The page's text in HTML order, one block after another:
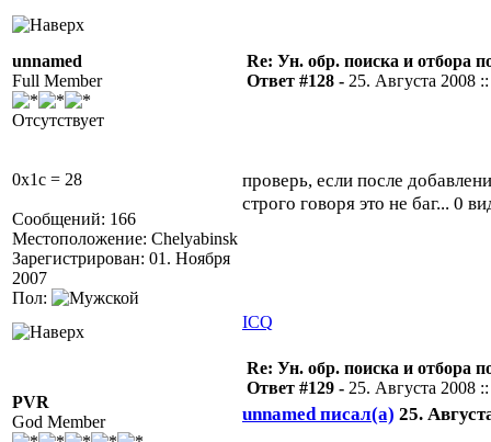
unnamed
Full Member
Отсутствует
0x1c = 28
Сообщений: 166
Местоположение: Chelyabinsk
Зарегистрирован: 01. Ноября
2007
Пол:
Re: Ун. обр. поиска и отбора
Ответ #128 - 25. Августа 2008
проверь, если после
строго говоря это не баг... 0
ICQ
PVR
God Member
Re: Ун. обр. поиска и отбора
Ответ #129 - 25. Августа 2008
unnamed писал(а) 25.